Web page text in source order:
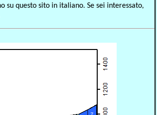
su questo sito in italiano. Se sei interessato,